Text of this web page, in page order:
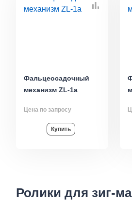
Фальцеосадочный
механизм ZL-1a
Цена по запросу
Купить
Ролики для зиг-